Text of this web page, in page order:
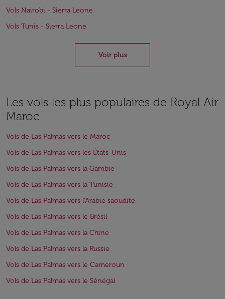
Vols Nairobi - Sierra Leone
Vols Tunis - Sierra Leone
Voir plus
Les vols les plus populaires de Royal Air
Maroc
Vols de Las Palmas vers le Maroc
Vols de Las Palmas vers les États-Unis
Vols de Las Palmas vers la Gambie
Vols de Las Palmas vers la Tunisie
Vols de Las Palmas vers l'Arabie saoudite
Vols de Las Palmas vers le Brésil
Vols de Las Palmas vers la Chine
Vols de Las Palmas vers la Russie
Vols de Las Palmas vers le Cameroun
Vols de Las Palmas vers le Sénégal